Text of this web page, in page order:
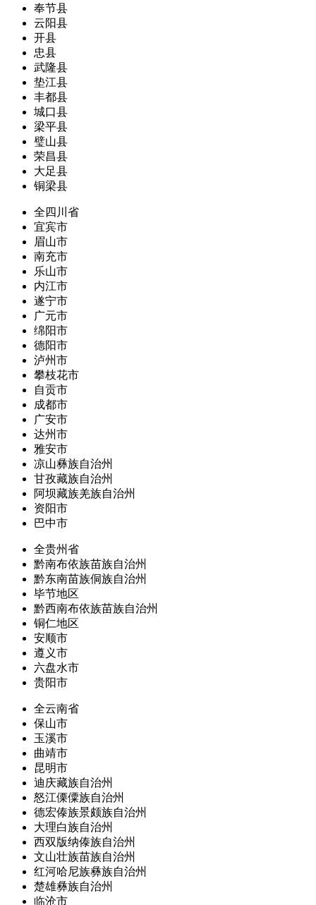
奉节县
云阳县
开县
忠县
武隆县
垫江县
丰都县
城口县
梁平县
璧山县
荣昌县
大足县
铜梁县
全四川省
宜宾市
眉山市
南充市
乐山市
内江市
遂宁市
广元市
绵阳市
德阳市
泸州市
攀枝花市
自贡市
成都市
广安市
达州市
雅安市
凉山彝族自治州
甘孜藏族自治州
阿坝藏族羌族自治州
资阳市
巴中市
全贵州省
黔南布依族苗族自治州
黔东南苗族侗族自治州
毕节地区
黔西南布依族苗族自治州
铜仁地区
安顺市
遵义市
六盘水市
贵阳市
全云南省
保山市
玉溪市
曲靖市
昆明市
迪庆藏族自治州
怒江傈僳族自治州
德宏傣族景颇族自治州
大理白族自治州
西双版纳傣族自治州
文山壮族苗族自治州
红河哈尼族彝族自治州
楚雄彝族自治州
临沧市